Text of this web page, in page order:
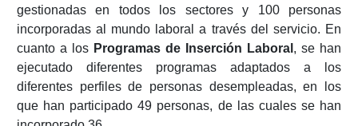
gestionadas en todos los sectores y 100 personas
incorporadas al mundo laboral a través del servicio. En
cuanto a losProgramas de Inserción Laboral , se han
ejecutado diferentes programas adaptados a los
diferentes perfiles de personas desempleadas, en los
que han participado 49 personas, de las cuales se han